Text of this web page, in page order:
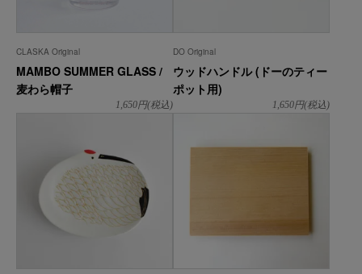
CLASKA Original
MAMBO SUMMER GLASS /
麦わら帽子
1,650円(税込)
DO Original
ウッドハンドル (ドーのティー
ポット用)
1,650円(税込)